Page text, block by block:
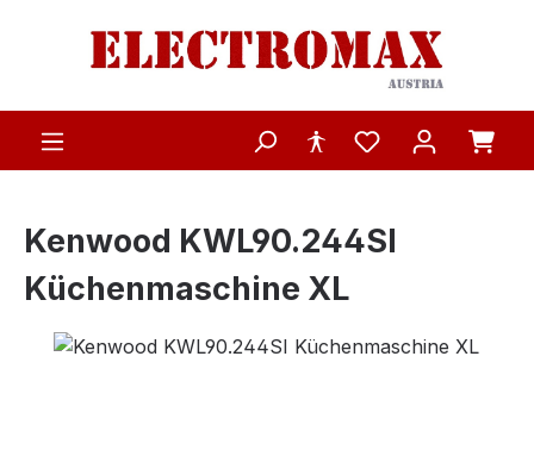
Zum Hauptinhalt springen
Kenwood KWL90.244SI
Küchenmaschine XL
Bildergalerie überspringen